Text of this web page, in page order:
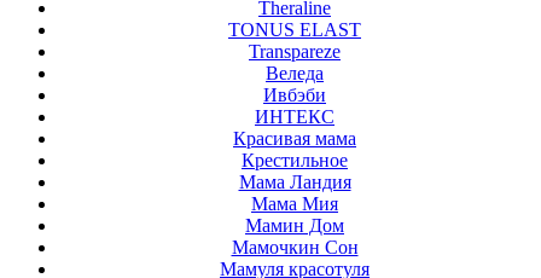
Theraline
TONUS ELAST
Transpareze
Веледа
Ивбэби
ИНТЕКС
Красивая мама
Крестильное
Мама Ландия
Мама Мия
Мамин Дом
Мамочкин Сон
Мамуля красотуля